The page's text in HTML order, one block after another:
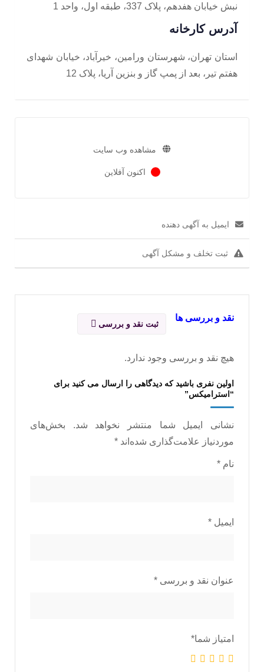
نبش خیابان هفدهم، پلاک 337، طبقه اول، واحد 1
آدرس کارخانه
استان تهران، شهرستان ورامین، خیرآباد، خیابان شهدای
هفتم تیر، بعد از پمپ گاز و بنزین آریا، پلاک 12
مشاهده وب سایت
اکنون آفلاین
ایمیل به آگهی دهنده
ثبت تخلف و مشکل آگهی
نقد و بررسی ها
ثبت نقد و بررسی
هیچ نقد و بررسی وجود ندارد.
اولین نفری باشید که دیدگاهی را ارسال می کنید برای
“استراميکس”
نشانی ایمیل شما منتشر نخواهد شد.
بخش‌های
موردنیاز علامت‌گذاری شده‌اند *
نام *
ایمیل *
عنوان نقد و بررسی *
امتیاز شما*